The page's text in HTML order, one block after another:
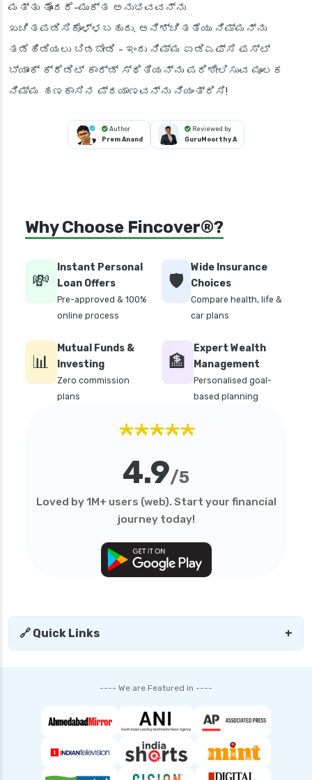
ಮತ್ತು ತೊಂದರೆ-ಮುಕ್ತ ಅನುಭವವನ್ನು
ಖಚಿತಪಡಿಸಿಕೊಳ್ಳಬಹುದು. ಅನಿಶ್ಚಿತತೆಯು ನಿಮ್ಮನ್ನು
ತಡೆಹಿಡಿಯಲು ಬಿಡಬೇಡಿ - ಇಂದು ನಿಮ್ಮ ಐಡಿಎಫ್‌ಸಿ ಫಸ್ಟ್
ಬ್ಯಾಂಕ್ ಕ್ರೆಡಿಟ್ ಕಾರ್ಡ್ ಸ್ಥಿತಿಯನ್ನು ಪರಿಶೀಲಿಸುವ ಮೂಲಕ
ನಿಮ್ಮ ಹಣಕಾಸಿನ ಪ್ರಯಾಣವನ್ನು ನಿಯಂತ್ರಿಸಿ!
Author
Prem Anand
Reviewed by
GuruMoorthy A
Why Choose Fincover®?
💸
Instant Personal
Loan Offers
Pre-approved & 100%
online process
🛡️
Wide Insurance
Choices
Compare health, life &
car plans
📊
Mutual Funds &
Investing
Zero commission
plans
🏦
Expert Wealth
Management
Personalised goal-
based planning
★★★★★
4.9/5
Loved by 1M+ users (web). Start your financial
journey today!
🔗 Quick Links +
---- We are Featured in ----